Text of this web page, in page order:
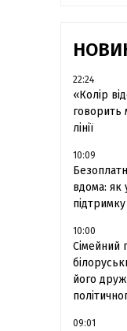
22:24
«Колір
говорить
лінії
10:09
вдома: як
10:00
Сімейний
його
09:01